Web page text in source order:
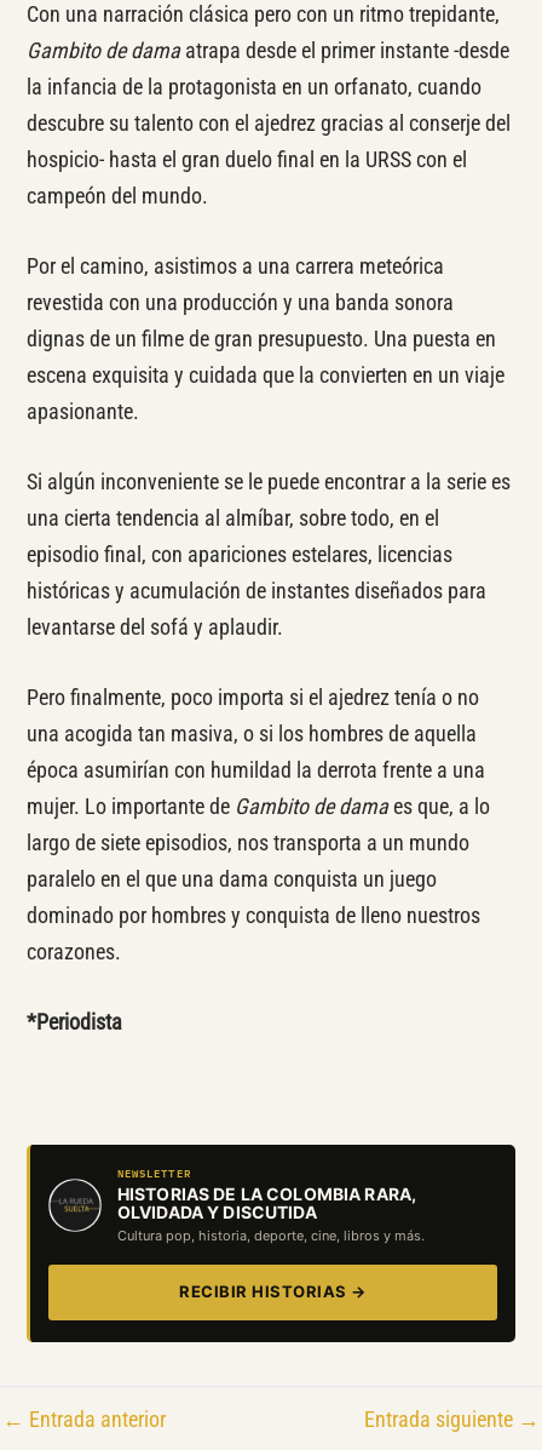
Con una narración clásica pero con un ritmo trepidante,
Gambito de damaatrapa desde el primer instante -desde
la infancia de la protagonista en un orfanato, cuando
descubre su talento con el ajedrez gracias al conserje del
hospicio- hasta el gran duelo final en la URSS con el
campeón del mundo.
Por el camino, asistimos a una carrera meteórica
revestida con una producción y una banda sonora
dignas de un filme de gran presupuesto. Una puesta en
escena exquisita y cuidada que la convierten en un viaje
apasionante.
Si algún inconveniente se le puede encontrar a la serie es
una cierta tendencia al almíbar, sobre todo, en el
episodio final, con apariciones estelares, licencias
históricas y acumulación de instantes diseñados para
levantarse del sofá y aplaudir.
Pero finalmente, poco importa si el ajedrez tenía o no
una acogida tan masiva, o si los hombres de aquella
época asumirían con humildad la derrota frente a una
mujer. Lo importante de Gambito de damaes que, a lo
largo de siete episodios, nos transporta a un mundo
paralelo en el que una dama conquista un juego
dominado por hombres y conquista de lleno nuestros
corazones.
*Periodista
NEWSLETTER
HISTORIAS DE LA COLOMBIA RARA,
OLVIDADA Y DISCUTIDA
Cultura pop, historia, deporte, cine, libros y más.
RECIBIR HISTORIAS →
← Entrada anterior Entrada siguiente →